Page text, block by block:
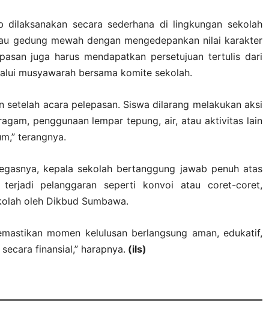
dilaksanakan secara sederhana di lingkungan sekolah
gedung mewah dengan mengedepankan nilai karakter
juga harus mendapatkan persetujuan tertulis dari
musyawarah bersama komite sekolah.
setelah acara pelepasan. Siswa dilarang melakukan aksi
penggunaan lempar tepung, air, atau aktivitas lain
terangnya.
kepala sekolah bertanggung jawab penuh atas
pelanggaran seperti konvoi atau coret-coret,
oleh Dikbud Sumbawa.
momen kelulusan berlangsung aman, edukatif,
finansial,” harapnya. (ils)